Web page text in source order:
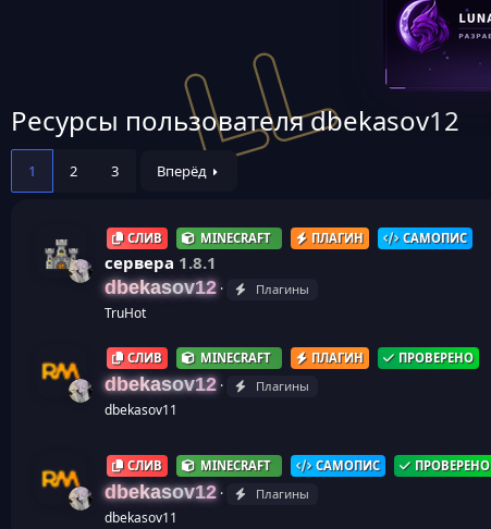
Ресурсы пользователя dbekasov12
1 2 3 Вперёд
СЛИВ MINECRAFT ПЛАГИН САМОПИС
сервера 1.8.1
dbekasov12
Плагины
TruHot
СЛИВ MINECRAFT ПЛАГИН ПРОВЕРЕНО
dbekasov12
Плагины
dbekasov11
СЛИВ MINECRAFT САМОПИС ПРОВЕРЕНО
dbekasov12
Плагины
dbekasov11